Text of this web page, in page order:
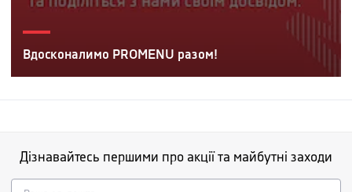
Вдосконалимо PROMENU разом!
Дізнавайтесь першими про акції та майбутні заходи